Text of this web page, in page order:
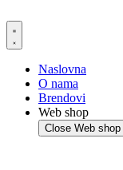
to
content
Naslovna
O nama
Brendovi
Web shop
Close Web shop